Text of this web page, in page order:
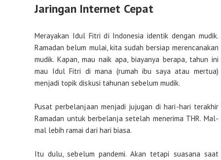
Jaringan Internet Cepat
Merayakan Idul Fitri di Indonesia identik dengan mudik.
Ramadan belum mulai, kita sudah bersiap merencanakan
mudik. Kapan, mau naik apa, biayanya berapa, tahun ini
mau Idul Fitri di mana (rumah ibu saya atau mertua)
menjadi topik diskusi tahunan sebelum mudik.
Pusat perbelanjaan menjadi jujugan di hari-hari terakhir
Ramadan untuk berbelanja setelah menerima THR. Mal-
mal lebih ramai dari hari biasa.
Itu dulu, sebelum pandemi. Akan tetapi suasana saat